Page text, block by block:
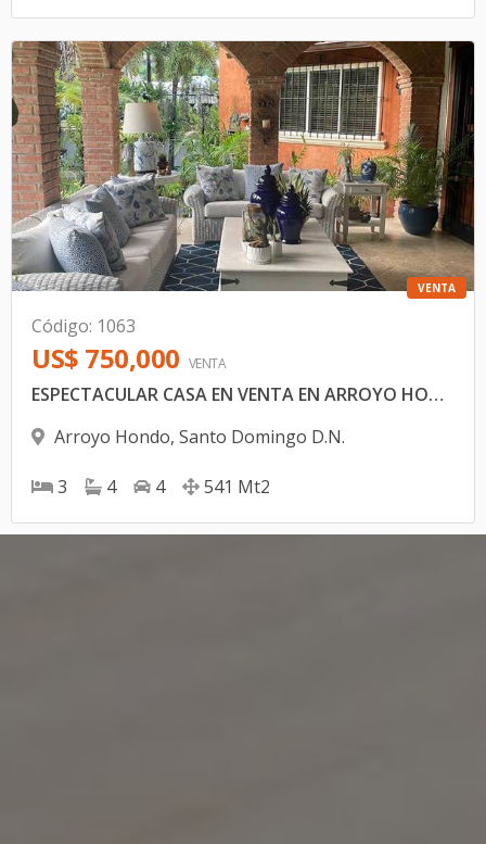
VENTA
Código: 1063
US$ 750,000 VENTA
ESPECTACULAR CASA EN VENTA EN ARROYO HONDO, DISTRITO NACIONAL, SANTO DOMINGO.
Arroyo Hondo, Santo Domingo D.N.
3 4 4 541 Mt2